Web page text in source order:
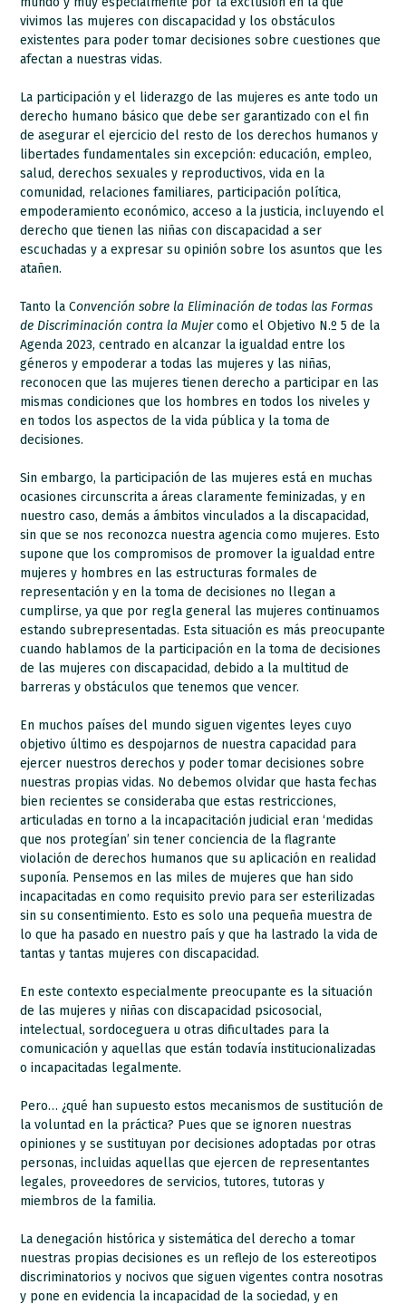
vivimos las mujeres con discapacidad y los obstáculos
existentes para poder tomar decisiones sobre cuestiones que
afectan a nuestras vidas.
La participación y el liderazgo de las mujeres es ante todo un
derecho humano básico que debe ser garantizado con el fin
de asegurar el ejercicio del resto de los derechos humanos y
libertades fundamentales sin excepción: educación, empleo,
salud, derechos sexuales y reproductivos, vida en la
comunidad, relaciones familiares, participación política,
empoderamiento económico, acceso a la justicia, incluyendo el
derecho que tienen las niñas con discapacidad a ser
escuchadas y a expresar su opinión sobre los asuntos que les
atañen.
Tanto la Convención sobre la Eliminación de todas las Formas
de Discriminación contra la Mujercomo el Objetivo N.º 5 de la
Agenda 2023, centrado en alcanzar la igualdad entre los
géneros y empoderar a todas las mujeres y las niñas,
reconocen que las mujeres tienen derecho a participar en las
mismas condiciones que los hombres en todos los niveles y
en todos los aspectos de la vida pública y la toma de
decisiones.
Sin embargo, la participación de las mujeres está en muchas
ocasiones circunscrita a áreas claramente feminizadas, y en
nuestro caso, demás a ámbitos vinculados a la discapacidad,
sin que se nos reconozca nuestra agencia como mujeres. Esto
supone que los compromisos de promover la igualdad entre
mujeres y hombres en las estructuras formales de
representación y en la toma de decisiones no llegan a
cumplirse, ya que por regla general las mujeres continuamos
estando subrepresentadas. Esta situación es más preocupante
cuando hablamos de la participación en la toma de decisiones
de las mujeres con discapacidad, debido a la multitud de
barreras y obstáculos que tenemos que vencer.
En muchos países del mundo siguen vigentes leyes cuyo
objetivo último es despojarnos de nuestra capacidad para
ejercer nuestros derechos y poder tomar decisiones sobre
nuestras propias vidas. No debemos olvidar que hasta fechas
bien recientes se consideraba que estas restricciones,
articuladas en torno a la incapacitación judicial eran ‘medidas
que nos protegían’ sin tener conciencia de la flagrante
violación de derechos humanos que su aplicación en realidad
suponía. Pensemos en las miles de mujeres que han sido
incapacitadas en como requisito previo para ser esterilizadas
sin su consentimiento. Esto es solo una pequeña muestra de
lo que ha pasado en nuestro país y que ha lastrado la vida de
tantas y tantas mujeres con discapacidad.
En este contexto especialmente preocupante es la situación
de las mujeres y niñas con discapacidad psicosocial,
intelectual, sordoceguera u otras dificultades para la
comunicación y aquellas que están todavía institucionalizadas
o incapacitadas legalmente.
Pero… ¿qué han supuesto estos mecanismos de sustitución de
la voluntad en la práctica? Pues que se ignoren nuestras
opiniones y se sustituyan por decisiones adoptadas por otras
personas, incluidas aquellas que ejercen de representantes
legales, proveedores de servicios, tutores, tutoras y
miembros de la familia.
La denegación histórica y sistemática del derecho a tomar
nuestras propias decisiones es un reflejo de los estereotipos
discriminatorios y nocivos que siguen vigentes contra nosotras
y pone en evidencia la incapacidad de la sociedad, y en